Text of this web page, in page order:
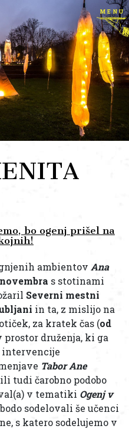
menu
bo ogenj prišel na
ambientov Ana
s stotinami
Severni mestni
in ta, z mislijo na
za kratek čas (od
druženja, ki ga
intervencije
Tabor Ane
tudi čarobno podobo
v tematiki Ogenj v
sodelovali še učenci
s katero sodelujemo v